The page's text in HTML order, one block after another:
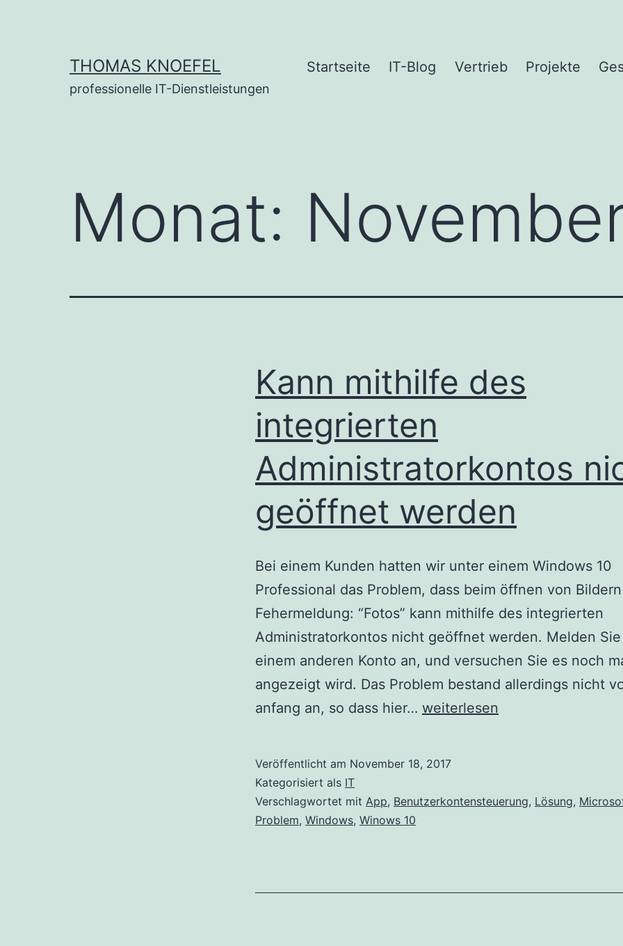
THOMAS KNOEFEL
professionelle IT-Dienstleistungen
Startseite IT-Blog Vertrieb Projekte
Monat:
Kann mithilfe des
integrierten
Administratorkontos
geöffnet werden
Bei einem Kunden hatten wir unter einem Windows 10
Professional das Problem, dass beim öffnen von
Fehermeldung: “Fotos” kann mithilfe des integrierten
Administratorkontos nicht geöffnet werden. Melden
einem anderen Konto an, und versuchen Sie es noch
angezeigt wird. Das Problem bestand allerdings nicht
anfang an, so dass hier… Kann
Administratorkontos
weiterlesen
Veröffentlicht am November 18, 2017
Kategorisiert als IT
Verschlagwortet mit App, Benutzerkontensteuerung, Lösung,
Problem, Windows, Winows 10